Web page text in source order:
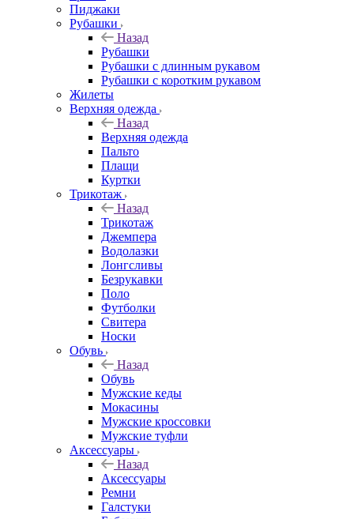
Пиджаки
Рубашки
Назад
Рубашки
Рубашки с длинным рукавом
Рубашки с коротким рукавом
Жилеты
Верхняя одежда
Назад
Верхняя одежда
Пальто
Плащи
Куртки
Трикотаж
Назад
Трикотаж
Джемпера
Водолазки
Лонгсливы
Безрукавки
Поло
Футболки
Свитера
Носки
Обувь
Назад
Обувь
Мужские кеды
Мокасины
Мужские кроссовки
Мужские туфли
Аксессуары
Назад
Аксессуары
Ремни
Галстуки